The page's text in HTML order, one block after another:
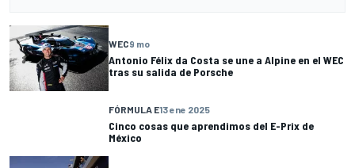
WEC9 mo
Antonio Félix da Costa se une a Alpine en el WEC
tras su salida de Porsche
FÓRMULA E13 ene 2025
Cinco cosas que aprendimos del E-Prix de
México